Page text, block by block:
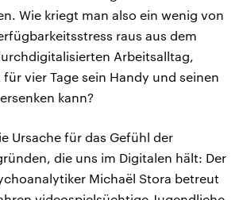
Wie kriegt man also ein wenig von
raus aus dem
Arbeitsalltag,
vier Tage sein Handy und seinen
kann?
Ursache für das Gefühl der
die uns im Digitalen hält: Der
Michaël Stora betreut